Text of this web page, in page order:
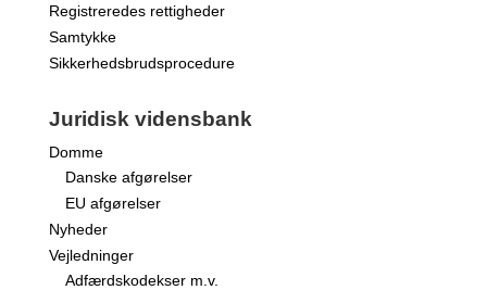
Registreredes rettigheder
Samtykke
Sikkerhedsbrudsprocedure
Juridisk vidensbank
Domme
Danske afgørelser
EU afgørelser
Nyheder
Vejledninger
Adfærdskodekser m.v.